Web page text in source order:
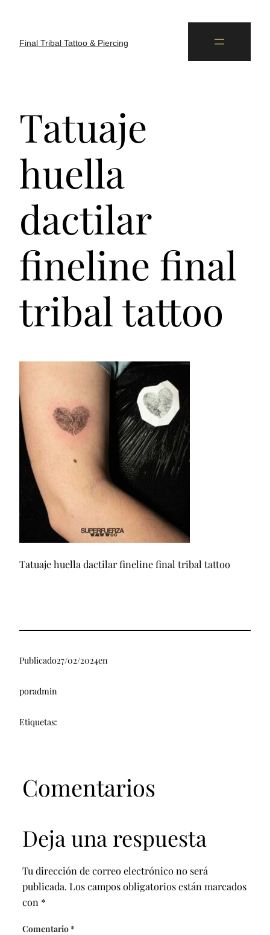
Final Tribal Tattoo & Piercing
Tatuaje
huella
dactilar
fineline final
tribal tattoo
Tatuaje huella dactilar fineline final tribal tattoo
Publicado27/02/2024en
poradmin
Etiquetas:
Comentarios
Deja una respuesta
Tu dirección de correo electrónico no será
publicada. Los campos obligatorios están marcados
con *
Comentario*